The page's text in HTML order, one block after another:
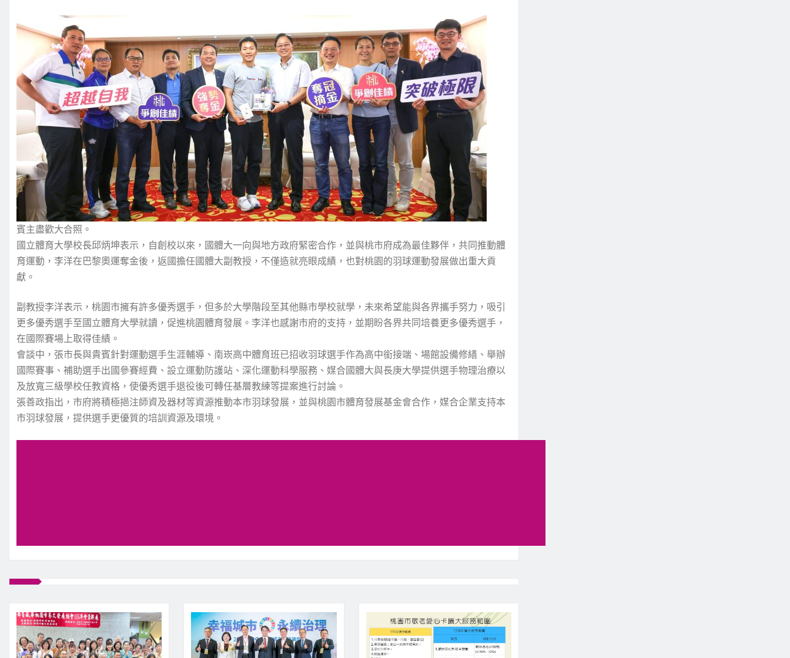
賓主盡歡大合照。
國立體育大學校長邱炳坤表示，自創校以來，國體大一向與地方政府緊密合作，並與桃市府成為最佳夥伴，共同推動體
育運動，李洋在巴黎奧運奪金後，返國擔任國體大副教授，不僅造就亮眼成績，也對桃園的羽球運動發展做出重大貢
獻。
副教授李洋表示，桃園市擁有許多優秀選手，但多於大學階段至其他縣市學校就學，未來希望能與各界攜手努力，吸引
更多優秀選手至國立體育大學就讀，促進桃園體育發展。李洋也感謝市府的支持，並期盼各界共同培養更多優秀選手，
在國際賽場上取得佳績。
會談中，張市長與貴賓針對運動選手生涯輔導、南崁高中體育班已招收羽球選手作為高中銜接端、場館設備修繕、舉辦
國際賽事、補助選手出國參賽經費、設立運動防護站、深化運動科學服務、媒合國體大與長庚大學提供選手物理治療以
及放寬三級學校任教資格，使優秀選手退役後可轉任基層教練等提案進行討論。
張善政指出，市府將積極挹注師資及器材等資源推動本市羽球發展，並與桃園市體育發展基金會合作，媒合企業支持本
市羽球發展，提供選手更優質的培訓資源及環境。